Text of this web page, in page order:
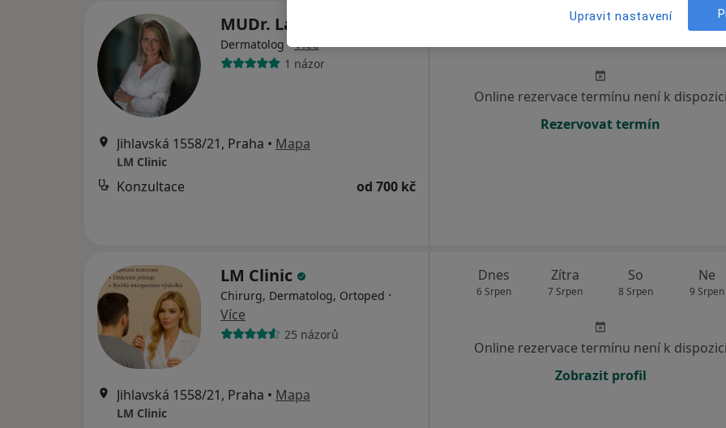
MUDr. Lada Novotná
Dermatolog ·Více
1 názor
Jihlavská 1558/21, Praha • Mapa
LM Clinic
Konzultace od 700 kč
Zítra So
Online rezervace termínu není k dispozici
Rezervovat termín
LM Clinic
Chirurg, Dermatolog, Ortoped ·
Více
25 názorů
Jihlavská 1558/21, Praha • Mapa
LM Clinic
Dnes
6 Srpen
Zítra
7 Srpen
So
8 Srpen
Ne
9 Srpen
Online rezervace termínu není k dispozici
Zobrazit profil
Upravit nastavení